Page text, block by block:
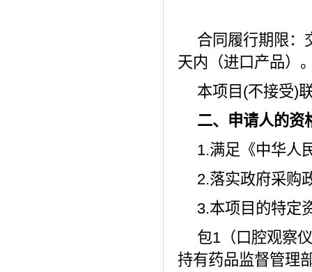
合同履行期限：
天内（进口产品）
本项目 (不接受)
二、申请人的资
1.满足《中华人
2.落实政府采购
3.本项目的特定
包1（口腔观察
持有药品监督管理